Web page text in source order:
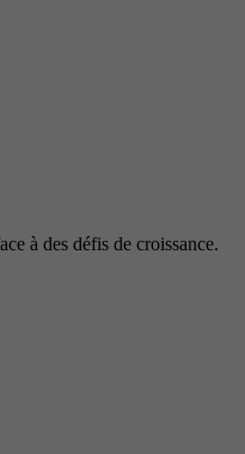
à des défis de croissance.